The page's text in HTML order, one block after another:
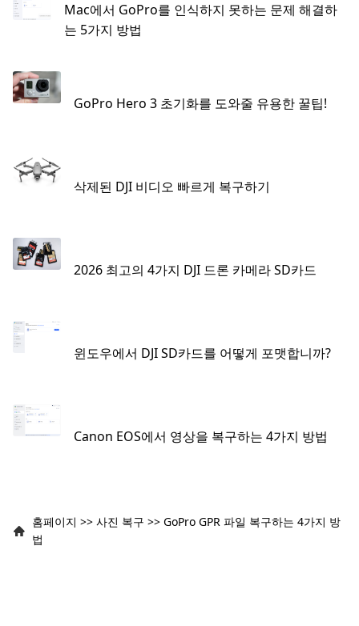
Mac에서 GoPro를 인식하지 못하는 문제 해결하
는 5가지 방법
GoPro Hero 3 초기화를 도와줄 유용한 꿀팁!
삭제된 DJI 비디오 빠르게 복구하기
2026 최고의 4가지 DJI 드론 카메라 SD카드
윈도우에서 DJI SD카드를 어떻게 포맷합니까?
Canon EOS에서 영상을 복구하는 4가지 방법
홈페이지 >> 사진 복구 >> GoPro GPR 파일 복구하는 4가지 방
법